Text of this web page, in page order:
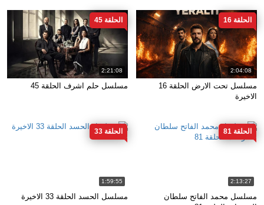
2:04:08
الحلقة 16
مسلسل تحت الارض الحلقة 16
الاخيرة
2:21:08
الحلقة 45
مسلسل حلم اشرف الحلقة 45
2:13:27
الحلقة 81
مسلسل محمد الفاتح سلطان
1:59:55
الحلقة 33
مسلسل الحسد الحلقة 33 الاخيرة